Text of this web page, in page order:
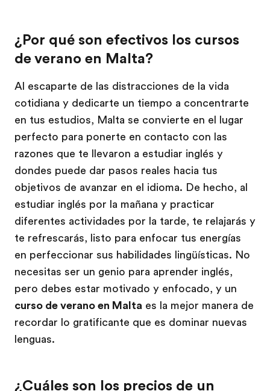
¿Por qué son efectivos los cursos
de verano en Malta?
Al escaparte de las distracciones de la vida
cotidiana y dedicarte un tiempo a concentrarte
en tus estudios, Malta se convierte en el lugar
perfecto para ponerte en contacto con las
razones que te llevaron a estudiar inglés y
dondes puede dar pasos reales hacia tus
objetivos de avanzar en el idioma. De hecho, al
estudiar inglés por la mañana y practicar
diferentes actividades por la tarde, te relajarás y
te refrescarás, listo para enfocar tus energías
en perfeccionar sus habilidades lingüísticas. No
necesitas ser un genio para aprender inglés,
pero debes estar motivado y enfocado, y un
curso de verano en Malta es la mejor manera de
recordar lo gratificante que es dominar nuevas
lenguas.
¿Cuáles son los precios de un